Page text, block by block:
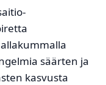
säärten ja
kasvusta